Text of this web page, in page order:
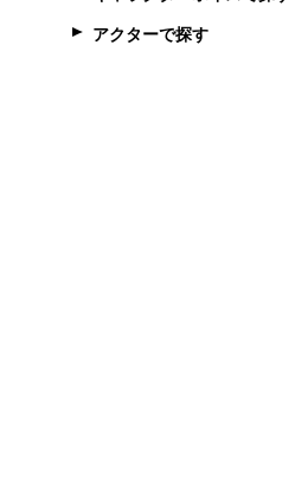
アクターで探す